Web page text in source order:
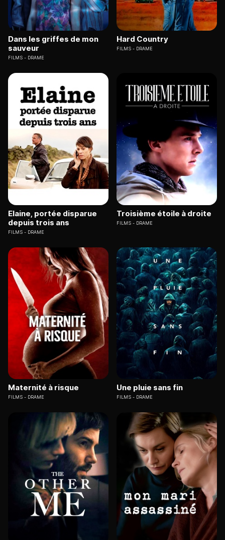
Dans les griffes de mon
sauveur
FILMS DRAME
Hard Country
FILMS DRAME
Elaine, portée disparue
depuis trois ans
FILMS DRAME
Troisième étoile à droite
FILMS DRAME
Maternité à risque
FILMS DRAME
Une pluie sans fin
FILMS DRAME